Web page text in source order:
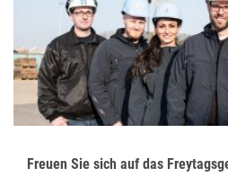
Freuen Sie sich auf das